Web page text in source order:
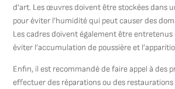
d’art. Les œuvres doivent être stockées dans
pour éviter l’humidité qui peut causer des
Les cadres doivent également être
éviter l’accumulation de poussière et
Enfin, il est recommandé de faire appel à des
effectuer des réparations ou des